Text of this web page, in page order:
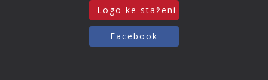
Logo ke stažení
Facebook